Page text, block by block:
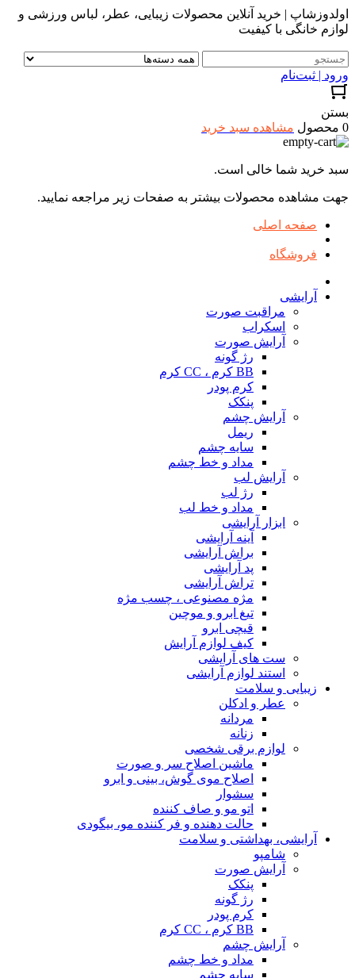
اولدوزشاپ | خرید آنلاین محصولات زیبایی، عطر، لباس ورزشی و
لوازم خانگی با کیفیت
ورود | ثبت‌نام
بستن
0 محصول
مشاهده سبد خرید
سبد خرید شما خالی است.
جهت مشاهده محصولات بیشتر به صفحات زیر مراجعه نمایید.
صفحه اصلی
فروشگاه
آرایشی
مراقبت صورت
اسکراب
آرایش صورت
رژ گونه
BB کرم ، CC کرم
کرم پودر
پنکک
آرایش چشم
ریمل
سایه چشم
مداد و خط چشم
آرایش لب
رژ لب
مداد و خط لب
ابزار آرایشی
آینه آرایشی
براش آرایشی
پد آرایشی
تراش آرایشی
مژه مصنوعی ، چسب مژه
تیغ ابرو و موچین
قیچی ابرو
کیف لوازم آرایش
ست های آرایشی
استند لوازم آرایشی
زیبایی و سلامت
عطر و ادکلن
مردانه
زنانه
لوازم برقی شخصی
ماشین اصلاح سر و صورت
اصلاح موی گوش، بینی و ابرو
سشوار
اتو مو و صاف کننده
حالت دهنده و فر کننده مو، بیگودی
آرایشی، بهداشتی و سلامت
شامپو
آرایش صورت
پنکک
رژ گونه
کرم پودر
BB کرم ، CC کرم
آرایش چشم
مداد و خط چشم
سایه چشم